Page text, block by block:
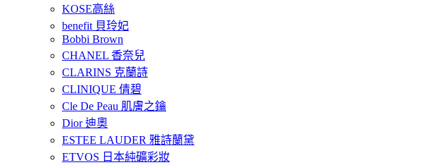
KOSE高絲
benefit 貝玲妃
Bobbi Brown
CHANEL 香奈兒
CLARINS 克蘭詩
CLINIQUE 倩碧
Cle De Peau 肌膚之鑰
Dior 迪奧
ESTEE LAUDER 雅詩蘭黛
ETVOS 日本純礦彩妝